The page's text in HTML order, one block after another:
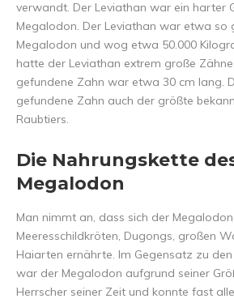
verwandt. Der Leviathan war ein harter
Megalodon. Der Leviathan war etwa so
Megalodon und wog etwa 50.000
hatte der Leviathan extrem große
gefundene Zahn war etwa 30 cm lang.
gefundene Zahn auch der größte
Raubtiers.
Die Nahrungskette
Megalodon
Man nimmt an, dass sich der Megalodon
Meeresschildkröten, Dugongs, großen
Haiarten ernährte. Im Gegensatz zu
war der Megalodon aufgrund seiner
Herrscher seiner Zeit und konnte fast